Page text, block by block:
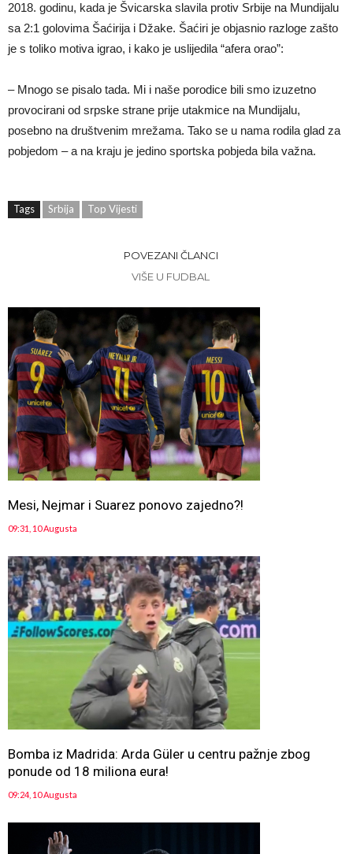
2018. godinu, kada je Švicarska slavila protiv Srbije na Mundijalu
sa 2:1 golovima Šaćirija i Džake. Šaćiri je objasnio razloge zašto
je s toliko motiva igrao, i kako je uslijedila “afera orao”:
– Mnogo se pisalo tada. Mi i naše porodice bili smo izuzetno
provocirani od srpske strane prije utakmice na Mundijalu,
posebno na društvenim mrežama. Tako se u nama rodila glad za
pobjedom – a na kraju je jedino sportska pobjeda bila važna.
Tags Srbija Top Vijesti
POVEZANI ČLANCI
VIŠE U FUDBAL
Mesi, Nejmar i Suarez ponovo zajedno?!
09:31, 10 Augusta
Bomba iz Madrida: Arda Güler u centru pažnje zbog
ponude od 18 miliona eura!
09:24, 10 Augusta